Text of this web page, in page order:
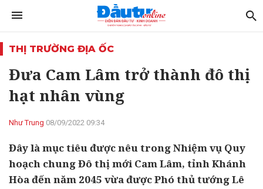
THỊ TRƯỜNG ĐỊA ỐC
Đưa Cam Lâm trở thành đô thị
hạt nhân vùng
Như Trung 08/09/2022 09:34
Đây là mục tiêu được nêu trong Nhiệm vụ Quy
hoạch chung Đô thị mới Cam Lâm, tỉnh Khánh
Hòa đến năm 2045 vừa được Phó thủ tướng Lê